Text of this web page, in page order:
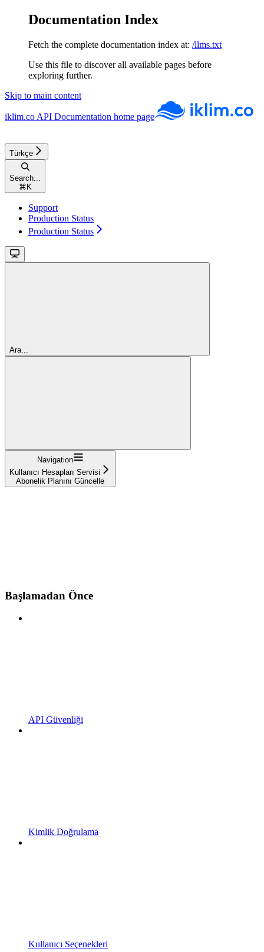
Documentation Index
Fetch the complete documentation index at: /llms.txt
Use this file to discover all available pages before
exploring further.
Skip to main content
iklim.co API Documentation home page
Türkçe
Search...
⌘ K
Support
Production Status
Production Status
Ara...
Navigation
Kullanıcı Hesapları Servisi
Abonelik Planını Güncelle
Başlamadan Önce
API Güvenliği
Kimlik Doğrulama
Kullanıcı Seçenekleri